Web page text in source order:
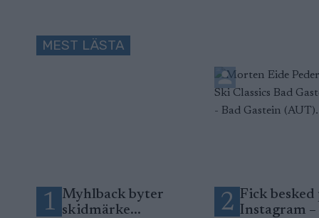
MEST LÄSTA
1 Myhlback byter
skidmärke...
2 Fick besked
Instagram –